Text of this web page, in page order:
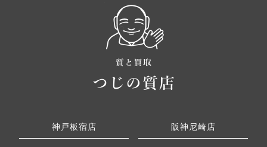
神戸板宿店 阪神尼崎店